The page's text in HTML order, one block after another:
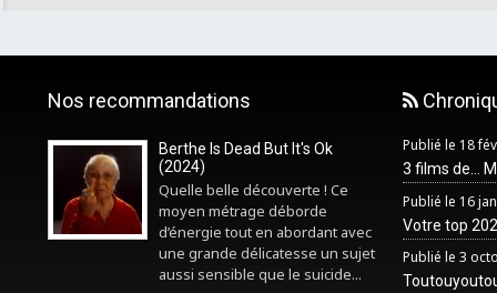
Nos recommandations
Berthe Is Dead But It's Ok
(2024)
Quelle belle découverte ! Ce
moyen métrage déborde
d’énergie tout en abordant avec
une grande délicatesse un sujet
aussi sensible que le suicide...
Publié le 18
3 films de...
Publié le 16
Votre top
Publié le 3